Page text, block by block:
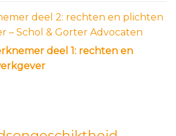
deel 2: rechten en plichten
– Schol & Gorter Advocaten
deel 1: rechten en